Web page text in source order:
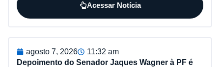
Acessar Notícia
agosto 7, 2026
11:32 am
Depoimento do Senador Jaques Wagner à PF é